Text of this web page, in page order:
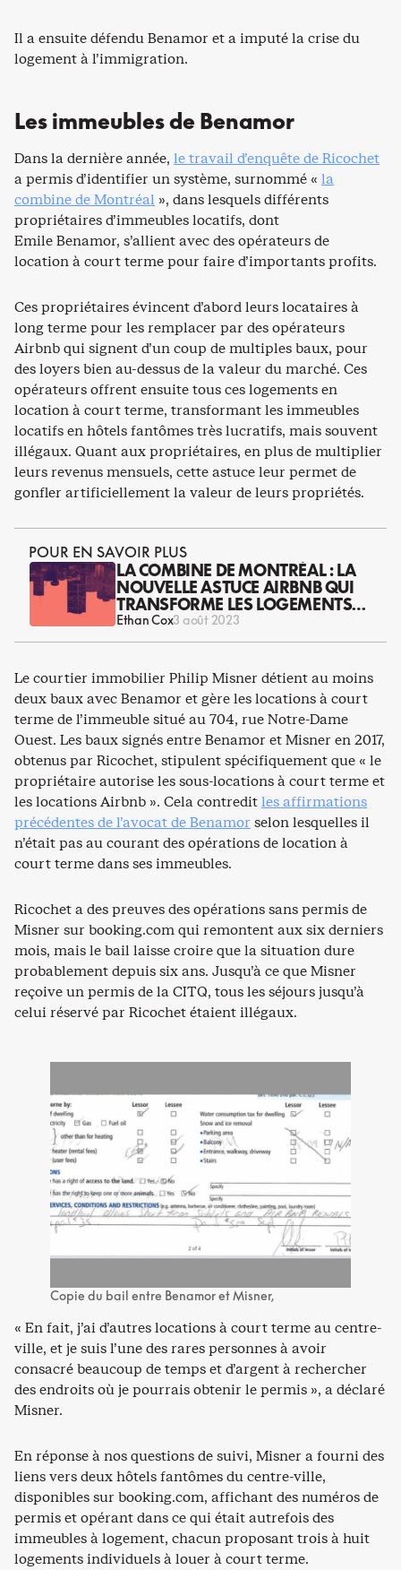
Il a ensuite défendu Benamor et a imputé la crise du
logement à l’immigration.
Les immeubles de Benamor
Dans la dernière année, le travail d’enquête de Ricochet
a permis d’identifier un système, surnommé « la
combine de Montréal », dans lesquels différents
propriétaires d’immeubles locatifs, dont
Emile Benamor, s’allient avec des opérateurs de
location à court terme pour faire d’importants profits.
Ces propriétaires évincent d’abord leurs locataires à
long terme pour les remplacer par des opérateurs
Airbnb qui signent d’un coup de multiples baux, pour
des loyers bien au-dessus de la valeur du marché. Ces
opérateurs offrent ensuite tous ces logements en
location à court terme, transformant les immeubles
locatifs en hôtels fantômes très lucratifs, mais souvent
illégaux. Quant aux propriétaires, en plus de multiplier
leurs revenus mensuels, cette astuce leur permet de
gonfler artificiellement la valeur de leurs propriétés.
POUR EN SAVOIR PLUS
LA COMBINE DE MONTRÉAL : LA
NOUVELLE ASTUCE AIRBNB QUI
TRANSFORME LES LOGEMENTS
EN ARGENT COMPTANT
Ethan Cox3 août 2023
Le courtier immobilier Philip Misner détient au moins
deux baux avec Benamor et gère les locations à court
terme de l’immeuble situé au 704, rue Notre-Dame
Ouest. Les baux signés entre Benamor et Misner en 2017,
obtenus par Ricochet, stipulent spécifiquement que « le
propriétaire autorise les sous-locations à court terme et
les locations Airbnb ». Cela contreditles affirmations
précédentes de l’avocat de Benamor selon lesquelles il
n’était pas au courant des opérations de location à
court terme dans ses immeubles.
Ricochet a des preuves des opérations sans permis de
Misner sur booking.com qui remontent aux six derniers
mois, mais le bail laisse croire que la situation dure
probablement depuis six ans. Jusqu’à ce que Misner
reçoive un permis de la CITQ, tous les séjours jusqu’à
celui réservé par Ricochet étaient illégaux.
Copie du bail entre Benamor et Misner,
« En fait, j’ai d’autres locations à court terme au centre-
ville, et je suis l’une des rares personnes à avoir
consacré beaucoup de temps et d’argent à rechercher
des endroits où je pourrais obtenir le permis », a déclaré
Misner.
En réponse à nos questions de suivi, Misner a fourni des
liens vers deux hôtels fantômes du centre-ville,
disponibles sur booking.com, affichant des numéros de
permis et opérant dans ce qui était autrefois des
immeubles à logement, chacun proposant trois à huit
logements individuels à louer à court terme.